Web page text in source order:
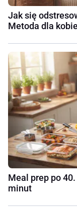
Jak się
Metoda dla
Meal prep po
minut